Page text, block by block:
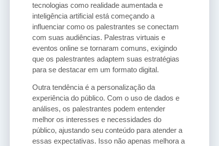
tecnologias como realidade aumentada e
inteligência artificial está começando a
influenciar como os palestrantes se conectam
com suas audiências. Palestras virtuais e
eventos online se tornaram comuns, exigindo
que os palestrantes adaptem suas estratégias
para se destacar em um formato digital.
Outra tendência é a personalização da
experiência do público. Com o uso de dados e
análises, os palestrantes podem entender
melhor os interesses e necessidades do
público, ajustando seu conteúdo para atender a
essas expectativas. Isso não apenas melhora a